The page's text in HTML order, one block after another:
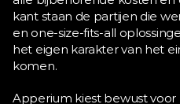
kant staan de partijen die
en one-size-fits-all
het eigen karakter van het
komen.
Apperium kiest bewust voor